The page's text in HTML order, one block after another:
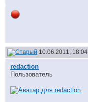
10.06.2011, 18:04
redaction
Пользователь